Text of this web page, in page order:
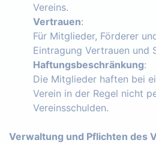
Vereins.
Vertrauen:
Für Mitglieder, Förderer
Eintragung Vertrauen und
Haftungsbeschränkung:
Die Mitglieder haften bei
Verein in der Regel nicht
Vereinsschulden.
Verwaltung und Pflichten des